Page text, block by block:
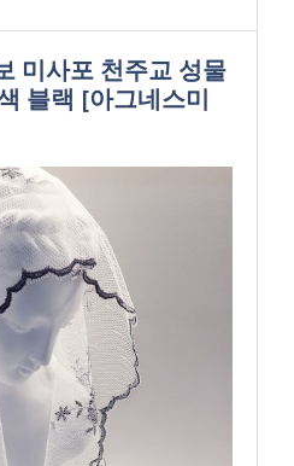
미사포 천주교 성물
블랙 [아그네스미